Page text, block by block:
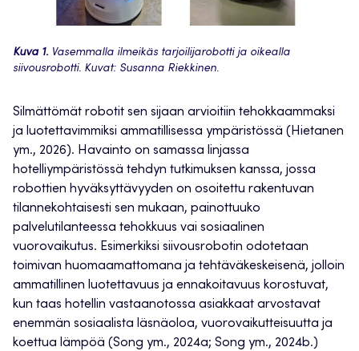
Kuva 1. Vasemmalla ilmeikäs tarjoilijarobotti ja oikealla
siivousrobotti. Kuvat: Susanna Riekkinen.
Silmättömät robotit sen sijaan arvioitiin tehokkaammaksi
ja luotettavimmiksi ammatillisessa ympäristössä (Hietanen
ym., 2026). Havainto on samassa linjassa
hotelliympäristössä tehdyn tutkimuksen kanssa, jossa
robottien hyväksyttävyyden on osoitettu rakentuvan
tilannekohtaisesti sen mukaan, painottuuko
palvelutilanteessa tehokkuus vai sosiaalinen
vuorovaikutus. Esimerkiksi siivousrobotin odotetaan
toimivan huomaamattomana ja tehtäväkeskeisenä, jolloin
ammatillinen luotettavuus ja ennakoitavuus korostuvat,
kun taas hotellin vastaanotossa asiakkaat arvostavat
enemmän sosiaalista läsnäoloa, vuorovaikutteisuutta ja
koettua lämpöä (Song ym., 2024a; Song ym., 2024b.)